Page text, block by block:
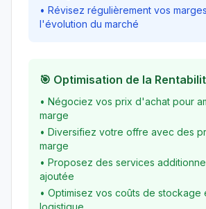
• Révisez régulièrement vos
l'évolution du marché
🎯 Optimisation de la
• Négociez vos prix d'achat pour
marge
• Diversifiez votre offre avec des
marge
• Proposez des services
ajoutée
• Optimisez vos coûts de stockage
logistique